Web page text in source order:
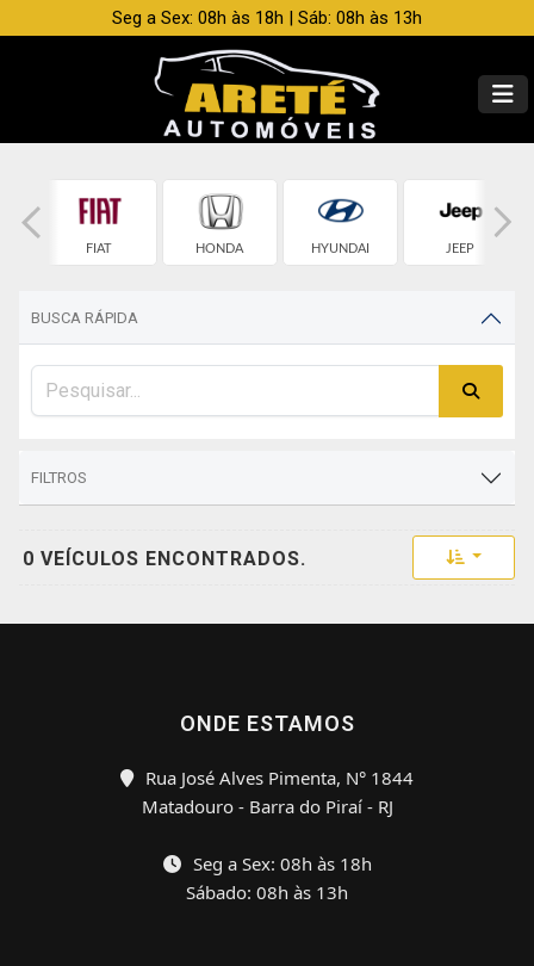
Seg a Sex: 08h às 18h | Sáb: 08h às 13h
FIAT HONDA HYUNDAI JEEP
BUSCA RÁPIDA
FILTROS
0 VEÍCULOS ENCONTRADOS. Toggle
ONDE ESTAMOS
Rua José Alves Pimenta, N° 1844
Matadouro - Barra do Piraí - RJ
Seg a Sex: 08h às 18h
Sábado: 08h às 13h